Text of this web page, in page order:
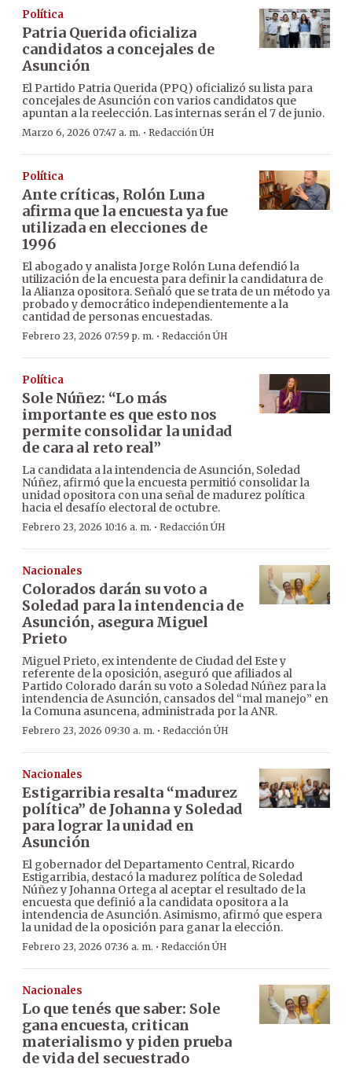
Política
Patria Querida oficializa
candidatos a concejales de
Asunción
El Partido Patria Querida (PPQ) oficializó su lista para
concejales de Asunción con varios candidatos que
apuntan a la reelección. Las internas serán el 7 de junio.
Marzo 6, 2026 07:47 a. m. · Redacción ÚH
Política
Ante críticas, Rolón Luna
afirma que la encuesta ya fue
utilizada en elecciones de
1996
El abogado y analista Jorge Rolón Luna defendió la
utilización de la encuesta para definir la candidatura de
la Alianza opositora. Señaló que se trata de un método ya
probado y democrático independientemente a la
cantidad de personas encuestadas.
Febrero 23, 2026 07:59 p. m. · Redacción ÚH
Política
Sole Núñez: “Lo más
importante es que esto nos
permite consolidar la unidad
de cara al reto real”
La candidata a la intendencia de Asunción, Soledad
Núñez, afirmó que la encuesta permitió consolidar la
unidad opositora con una señal de madurez política
hacia el desafío electoral de octubre.
Febrero 23, 2026 10:16 a. m. · Redacción ÚH
Nacionales
Colorados darán su voto a
Soledad para la intendencia de
Asunción, asegura Miguel
Prieto
Miguel Prieto, ex intendente de Ciudad del Este y
referente de la oposición, aseguró que afiliados al
Partido Colorado darán su voto a Soledad Núñez para la
intendencia de Asunción, cansados del “mal manejo” en
la Comuna asuncena, administrada por la ANR.
Febrero 23, 2026 09:30 a. m. · Redacción ÚH
Nacionales
Estigarribia resalta “madurez
política” de Johanna y Soledad
para lograr la unidad en
Asunción
El gobernador del Departamento Central, Ricardo
Estigarribia, destacó la madurez política de Soledad
Núñez y Johanna Ortega al aceptar el resultado de la
encuesta que definió a la candidata opositora a la
intendencia de Asunción. Asimismo, afirmó que espera
la unidad de la oposición para ganar la elección.
Febrero 23, 2026 07:36 a. m. · Redacción ÚH
Nacionales
Lo que tenés que saber: Sole
gana encuesta, critican
materialismo y piden prueba
de vida del secuestrado